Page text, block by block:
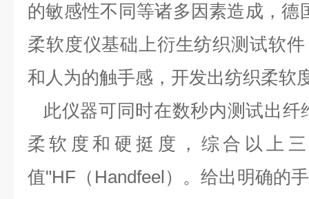
的敏感性不同等诸多因素造成，德
柔软度仪基础上衍生纺织测试软
和人为的触手感，开发出纺织柔软
此仪器可同时在数秒内测试出纤
柔软度和硬挺度，综合以上
值"HF（Handfeel）。给出明确的